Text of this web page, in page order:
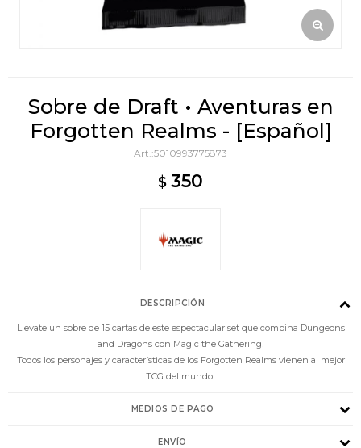
Sobre de Draft • Aventuras en
Forgotten Realms - [Español]
5010993775873
$ 350
DESCRIPCIÓN
Llevate un sobre de 15 cartas de este espectacular set que combina Dungeons
and Dragons con Magic the Gathering!
Todos los personajes y características de los Forgotten Realms vienen al mejor
TCG del mundo!
MEDIOS DE PAGO
ENVÍO